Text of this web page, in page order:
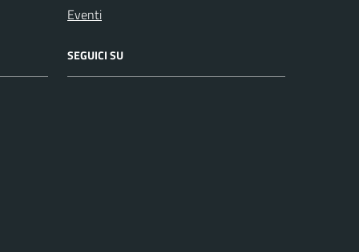
Eventi
SEGUICI SU